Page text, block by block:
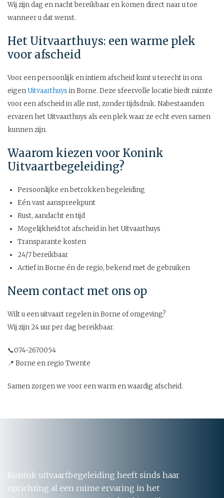
Wij zijn dag en nacht bereikbaar en komen direct naar u toe
wanneer u dat wenst.
Het Uitvaarthuys: een warme plek
voor afscheid
Voor een persoonlijk en intiem afscheid kunt u terecht in ons
eigenUitvaarthuys in Borne. Deze sfeervolle locatie biedt ruimte
voor een afscheid in alle rust, zonder tijdsdruk. Nabestaanden
ervaren het Uitvaarthuys als een plek waar ze echt even samen
kunnen zijn.
Waarom kiezen voor Konink
Uitvaartbegeleiding?
Persoonlijke en betrokken begeleiding
Eén vast aanspreekpunt
Rust, aandacht en tijd
Mogelijkheid tot afscheid in het Uitvaarthuys
Transparante kosten
24/7 bereikbaar
Actief in Borne én de regio, bekend met de gebruiken
Neem contact met ons op
Wilt u een uitvaart regelen in Borne of omgeving?
Wij zijn 24 uur per dag bereikbaar.
📞074-2670054
📍 Borne en regio Twente
Samen zorgen we voor een warm en waardig afscheid.
Konink uitvaartbegeleiding heeft sinds haar
oprichting al een ruime ervaring in het